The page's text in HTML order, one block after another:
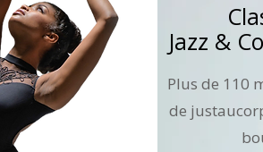
Jazz &
Plus de 110
de